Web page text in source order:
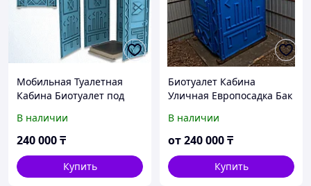
Мобильная Туалетная
Кабина Биотуалет под
В наличии
240 000₸
Купить
Биотуалет Кабина
Уличная Европосадка Бак
В наличии
от240 000₸
Купить